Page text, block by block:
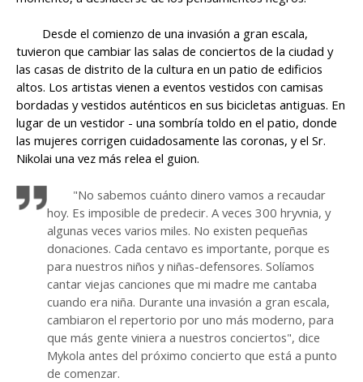
Desde el comienzo de una invasión a gran escala,
tuvieron que cambiar las salas de conciertos de la ciudad y
las casas de distrito de la cultura en un patio de edificios
altos. Los artistas vienen a eventos vestidos con camisas
bordadas y vestidos auténticos en sus bicicletas antiguas. En
lugar de un vestidor - una sombría toldo en el patio, donde
las mujeres corrigen cuidadosamente las coronas, y el Sr.
Nikolai una vez más relea el guion.
"No sabemos cuánto dinero vamos a recaudar
hoy. Es imposible de predecir. A veces 300 hryvnia, y
algunas veces varios miles. No existen pequeñas
donaciones. Cada centavo es importante, porque es
para nuestros niños y niñas-defensores. Solíamos
cantar viejas canciones que mi madre me cantaba
cuando era niña. Durante una invasión a gran escala,
cambiaron el repertorio por uno más moderno, para
que más gente viniera a nuestros conciertos", dice
Mykola antes del próximo concierto que está a punto
de comenzar.